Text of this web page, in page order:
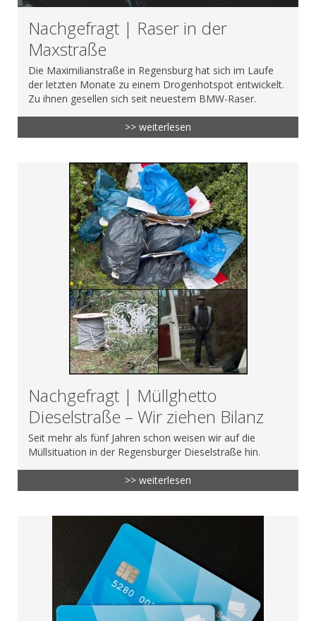
Nachgefragt | Raser in der
Maxstraße
Die Maximilianstraße in Regensburg hat sich im Laufe
der letzten Monate zu einem Drogenhotspot entwickelt.
Zu ihnen gesellen sich seit neuestem BMW-Raser.
>> weiterlesen
Nachgefragt | Müllghetto
Dieselstraße – Wir ziehen Bilanz
Seit mehr als fünf Jahren schon weisen wir auf die
Müllsituation in der Regensburger Dieselstraße hin.
>> weiterlesen